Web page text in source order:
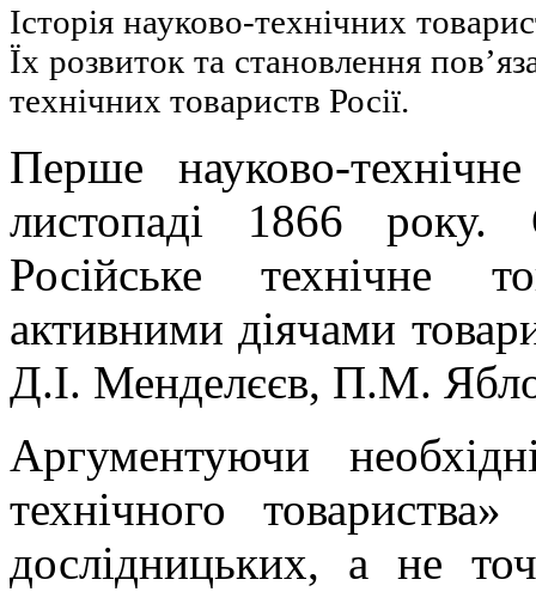
Історія науково-технічних
Їх розвиток та становлення
технічних товариств Росії.
Перше науково-
листопаді 1866
Російське технічне
активними діячами
Д.І. Менделєєв, П.М.
Аргументуючи
технічного
дослідницьких, а не